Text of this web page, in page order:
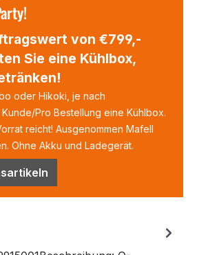
von €799,-
Sie eine Kühlbox,
oder Hikoki, je nach
Pro Bestellung eine Kühlbox.
reicht! Ausgenommen Mafell
Ohne Akku und Ladegerät.